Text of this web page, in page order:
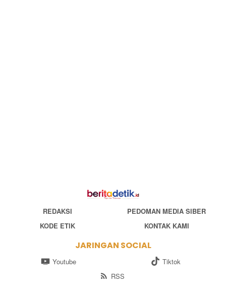
REDAKSI
PEDOMAN MEDIA SIBER
KODE ETIK
KONTAK KAMI
JARINGAN SOCIAL
Youtube
Tiktok
RSS